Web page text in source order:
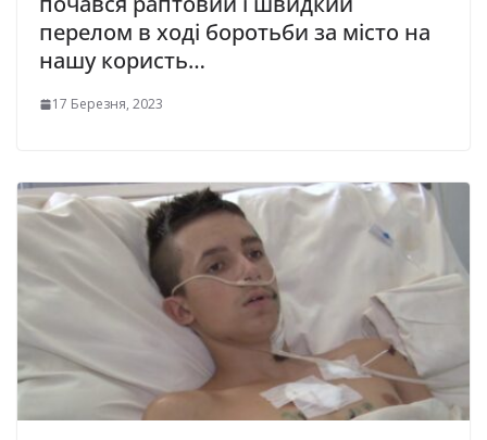
перелом в ході боротьби за місто на
нашу користь…
17 Березня, 2023